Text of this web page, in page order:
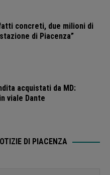
concreti, due milioni di
di Piacenza”
acquistati da MD:
viale Dante
DI PIACENZA